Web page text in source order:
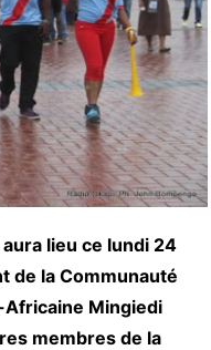
lieu ce lundi 24
de la Communauté
Africaine Mingiedi
membres de la